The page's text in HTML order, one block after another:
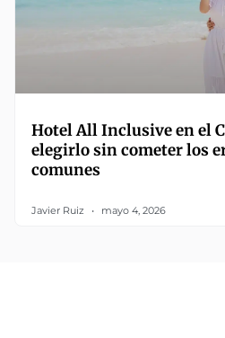
Hotel All Inclusive en el
elegirlo sin cometer los
comunes
Javier Ruiz mayo 4, 2026